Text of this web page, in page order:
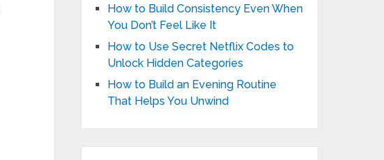
How to Build Consistency Even When
You Don’t Feel Like It
How to Use Secret Netflix Codes to
Unlock Hidden Categories
How to Build an Evening Routine
That Helps You Unwind